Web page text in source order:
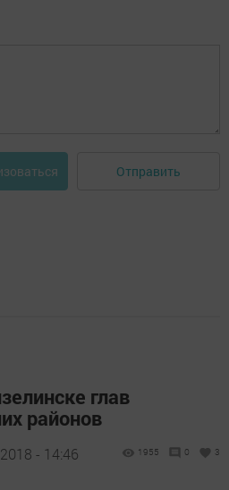
Отправить
глав
районов
- 14:46 1955 0 3